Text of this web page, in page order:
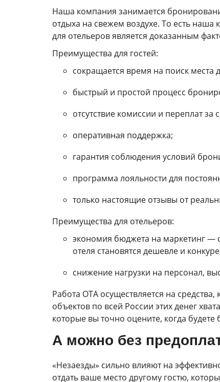
Наша компания занимается
отдыха на свежем воздухе. То есть наша
для отельеров является доказанным
Преимущества для гостей:
сокращается время на поиск места
быстрый и простой процесс
отсутствие комиссии и переплат за
оперативная поддержка;
гарантия соблюдения условий
программа лояльности для
только настоящие отзывы от
Преимущества для отельеров:
экономия бюджета на маркетинг —
отеля становятся дешевле и
снижение нагрузки на персонал,
Работа OTA осуществляется на
объектов по всей России этих денег
которые вы точно оцените, когда
А можно без
«Незаезды» сильно влияют на
отдать ваше место другому гостю,